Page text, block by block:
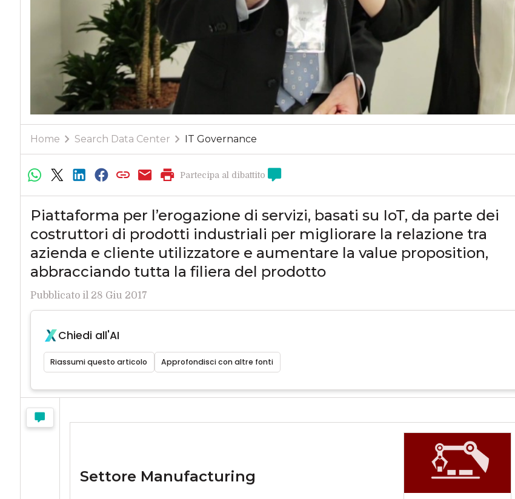
Home Search Data Center IT Governance
Partecipa al dibattito
Piattaforma per l’erogazione di servizi, basati su IoT, da parte dei
costruttori di prodotti industriali per migliorare la relazione tra
azienda e cliente utilizzatore e aumentare la value proposition,
abbracciando tutta la filiera del prodotto
Pubblicato il 28 Giu 2017
Chiedi all'AI
Riassumi questo articolo Approfondisci con altre fonti
Settore Manufacturing